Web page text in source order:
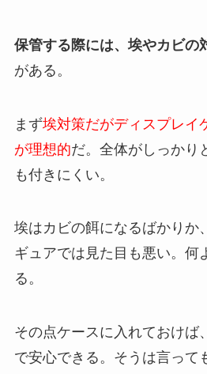
保管する際には、埃やカビの
がある。
まず埃対策だがディスプレイ
が理想的だ。全体がしっかり
も付きにくい。
埃はカビの餌になるばかりか
ギュアでは見た目も悪い。何
る。
その点ケースに入れておけば
で安心できる。そうは言って